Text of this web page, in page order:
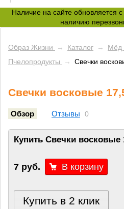
Наличие на сайте обновляется
наличию
Образ Жизни → Каталог → Мёд
Пчелопродукты
→ Свечки
Свечки восковые
Обзор Отзывы 0
Купить Свечки восковые
7 руб.
Купить в 2 клик